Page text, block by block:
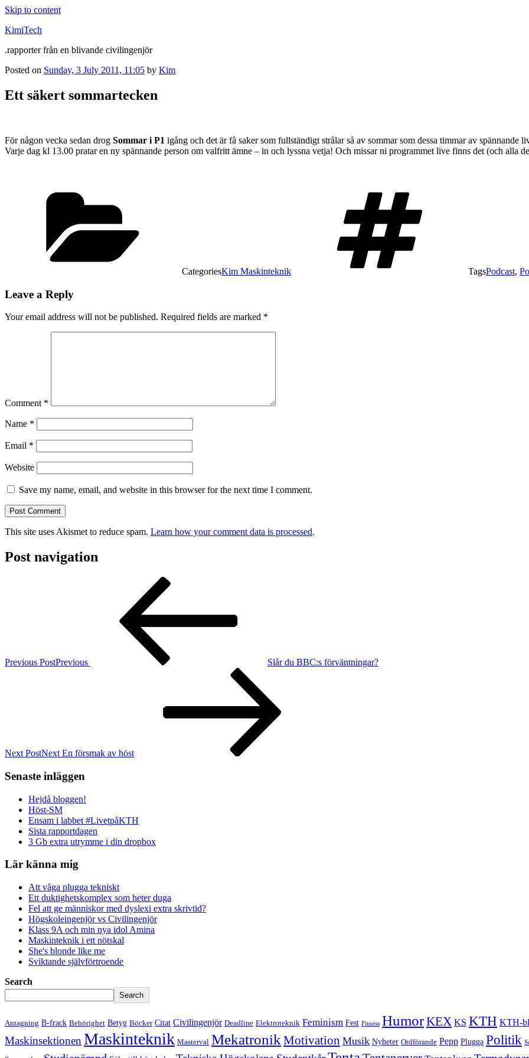
Skip to content
KimiTech
.rapporter från en blivande civilingenjör
Posted on Sunday, 3 July 2011, 11:05 by Kim
Ett säkert sommartecken
För någon vecka sedan drog Sommar i P1 igång och det är få saker som fullständigt strålar så av sommar som dessa timmar av
Varje dag kl 13.00 pratar en ny spännande person om valfritt ämne – in och lyssna vetja! Och missar ni programmet live finns det (och alla
CategoriesKim Maskinteknik TagsPodcast,
Leave a Reply
Your email address will not be published. Required fields are marked *
Comment *
Name *
Email *
Website
Save my name, email, and website in this browser for the next time I comment.
This site uses Akismet to reduce spam. Learn how your comment data is processed.
Post navigation
Previous PostPrevious Slår du BBC:s förväntningar?
Next PostNext En försmak av höst
Senaste inläggen
Hejdå bloggen!
Höst-SM
Ensam i labbet #LivetpåKTH
Sista rapportdagen
3 Gb extra utrymme i din dropbox
Lär känna mig
Att våga plugga tekniskt
Ett duktighetskomplex som heter duga
Fel att ge människor med dyslexi extra skrivtid?
Högskoleingenjör vs Civilingenjör
Klass 9A och min nya idol Amina
Maskinteknik i ett nötskal
She's blonde like me
Sviktande självförtroende
Search
Search
Antagning B-frack Behörighet Betyg Böcker Citat Civilingenjör Deadline Elektroteknik Feminism Fest Fitness HumorKEX KS KTH KTH-
Maskinsektionen Maskinteknik Masterval Mekatronik Motivation Musik Nyheter Ordförande Pepp Plugga Politik